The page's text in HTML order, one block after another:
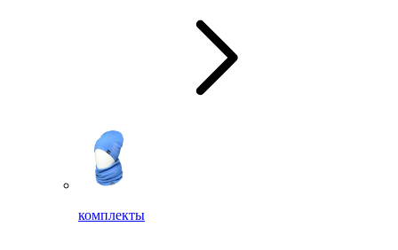
комплекты